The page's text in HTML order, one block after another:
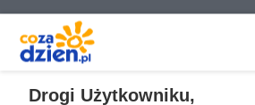
Drogi Użytkowniku,